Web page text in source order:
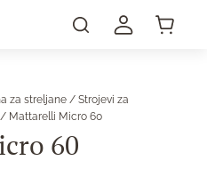
za streljane / Strojevi za
/ Mattarelli Micro 60
60